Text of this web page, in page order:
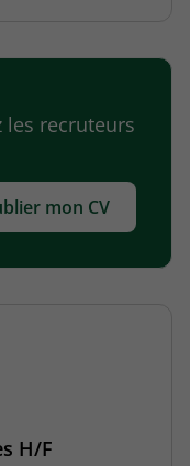
les recruteurs
mon CV
H/F